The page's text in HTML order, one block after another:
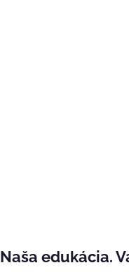
Naša edukácia.